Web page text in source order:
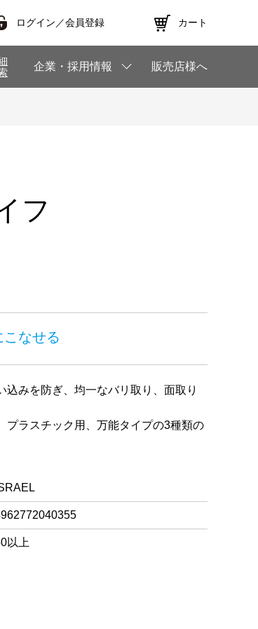
ログイン／会員登録 カート
企業・採用情報 販売店様へ
フ
なせる
込みを防ぎ、均一なバリ取り、面取り
プラスチック用、万能タイプの3種類の
以上